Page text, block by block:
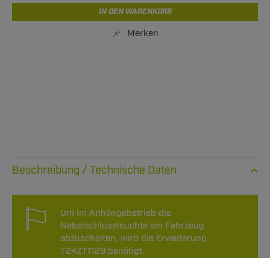
IN DEN WARENKORB
Merken
Technische Daten
Um im Anhängebetrieb die
Nebelschlussleuchte am Fahrzeug
abzuschalten, wird die Erweiterung
T24ZT1129 benötigt.